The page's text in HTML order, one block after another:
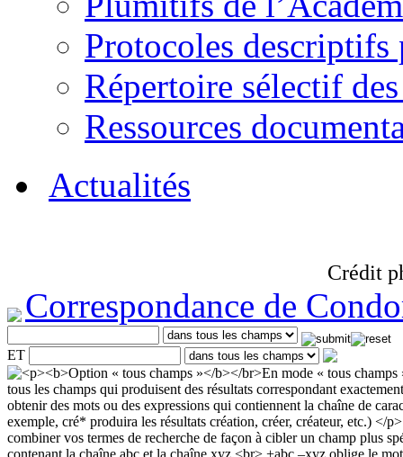
Protocoles descriptifs
Répertoire sélectif
Ressources
Actualités
Crédit
Correspondance de
ET